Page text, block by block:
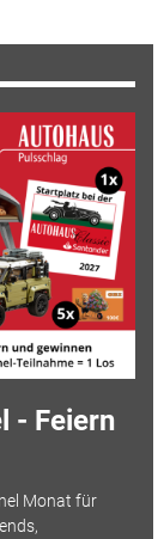
- Feiern
Monat für